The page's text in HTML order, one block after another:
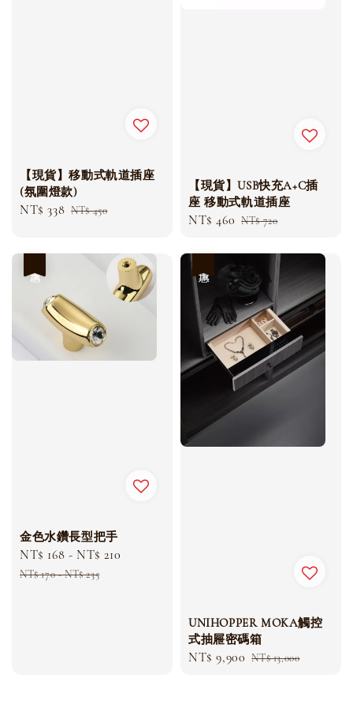
【現貨】移動式軌道插座
(氛圍燈款)
Sale
NT$ 338 Regular
NT$ 450
【現貨】USB快充A+C插
座 移動式軌道插座
Sale
NT$ 460 Regular
NT$ 720
金色水鑽長型把手
Sale
price
NT$ 168 - NT$ 210
NT$ 170-NT$ 235
UNIHOPPER MOKA觸控
式抽屜密碼箱
Sale
NT$ 9,900 Regular
NT$ 13,000